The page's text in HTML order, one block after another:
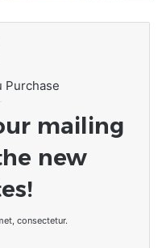
Purchase
mailing
new
consectetur.